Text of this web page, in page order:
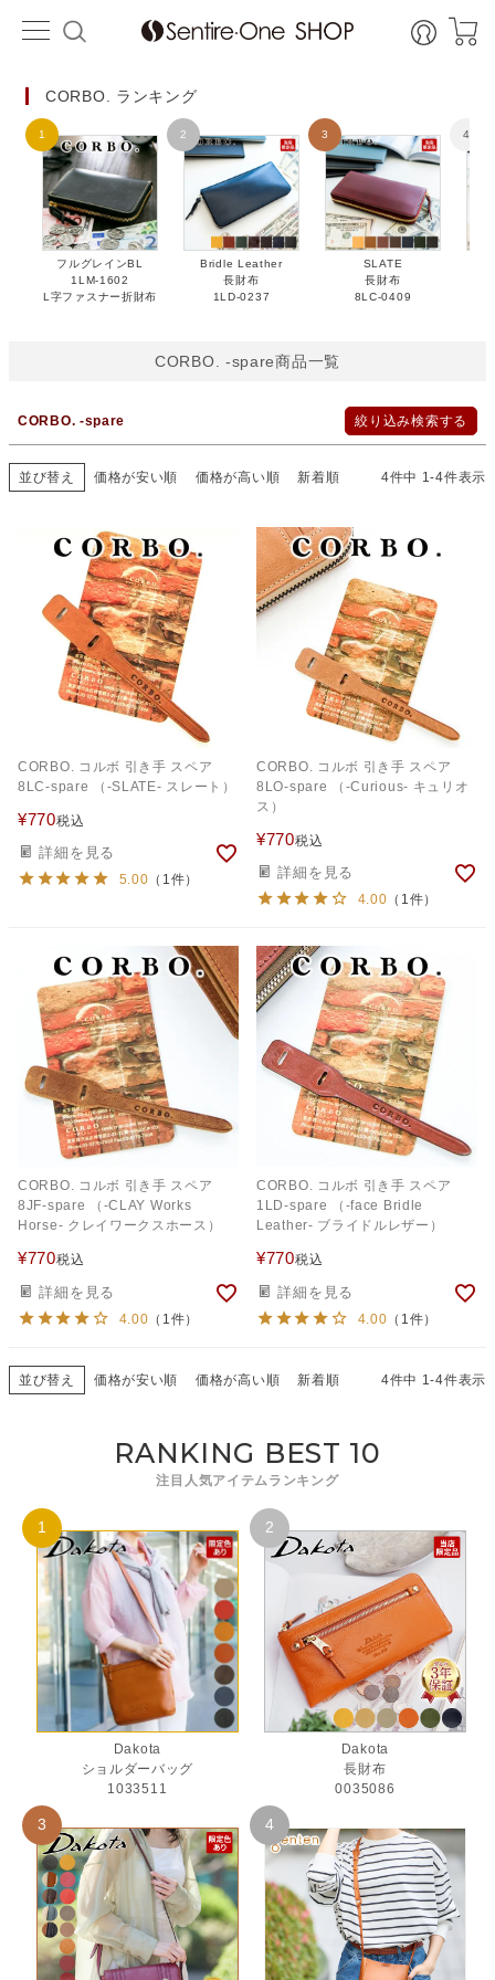
HOME
CORBO. ランキング
フルグレインBL
1LM-1602
L字ファスナー折財布
Bridle Leather
長財布
1LD-0237
SLATE
長財布
8LC-0409
CORBO. -spare商品一覧
CORBO. -spare 絞り込み検索する
価格
カラー
チョコ
ピンク
オレンジ
レッド
グリーン
ブルー
ネイビー
グレー ブラック
在庫なし商品
在庫なし商品を表示しない
並び順
並び替え 価格が安い順 価格が高い順 新着順 4件中 1-4件表示
CORBO. コルボ 引き手 スペア
8LC-spare （-SLATE- スレート）
¥770税込
詳細を見る
5.00 （1件）
CORBO. コルボ 引き手 スペア
8LO-spare （-Curious- キュリオ
ス）
¥770税込
詳細を見る
4.00 （1件）
CORBO. コルボ 引き手 スペア
8JF-spare （-CLAY Works
Horse- クレイワークスホース）
¥770税込
詳細を見る
4.00 （1件）
CORBO. コルボ 引き手 スペア
1LD-spare （-face Bridle
Leather- ブライドルレザー）
¥770税込
詳細を見る
4.00 （1件）
並び替え 価格が安い順 価格が高い順 新着順 4件中 1-4件表示
RANKING BEST 10
注目人気アイテムランキング
Dakota
ショルダーバッグ
1033511
Dakota
長財布
0035086